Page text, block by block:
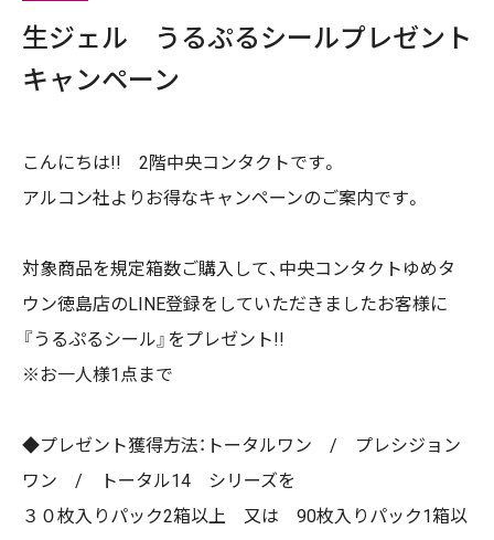
生ジェル うるぷるシールプレゼント
キャンペーン
こんにちは!! 2階中央コンタクトです。
アルコン社よりお得なキャンペーンのご案内です。
対象商品を規定箱数ご購入して、中央コンタクトゆめタ
ウン徳島店のLINE登録をしていただきましたお客様に
『うるぷるシール』をプレゼント!!
※お一人様1点まで
◆プレゼント獲得方法：トータルワン / プレシジョン
ワン / トータル14 シリーズを
３０枚入りパック2箱以上 又は 90枚入りパック1箱以